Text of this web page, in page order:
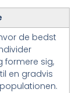
de bedst
formere sig,
en gradvis